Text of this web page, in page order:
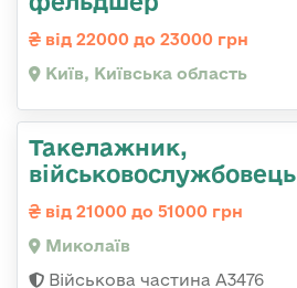
від 22000 до 23000 грн
Київ, Київська область
Такелажник,
військовослужбовець
від 21000 до 51000 грн
Миколаїв
Військова частина А3476